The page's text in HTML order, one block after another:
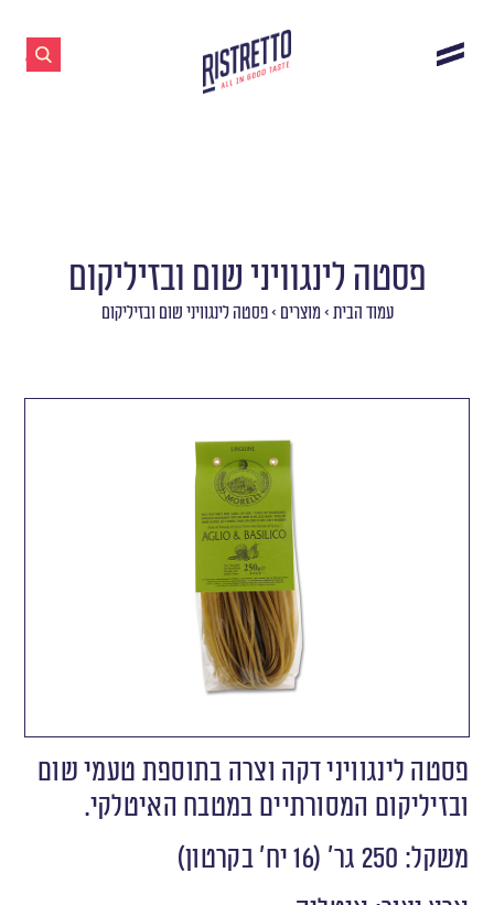
פסטה לינגוויני שום ובזיליקום
עמוד הבית >מוצרים >פסטה לינגוויני שום ובזיליקום
פסטה לינגוויני דקה וצרה בתוספת טעמי שום
ובזיליקום המסורתיים במטבח האיטלקי.
משקל: 250 גר’ (16 יח’ בקרטון)